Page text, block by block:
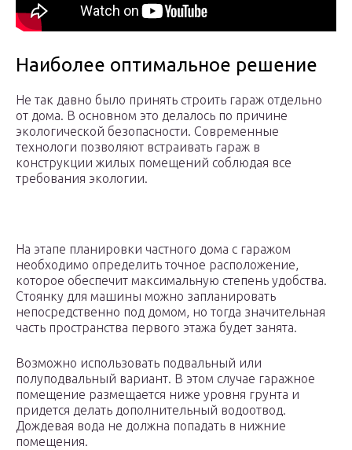
Наиболее оптимальное решение
Не так давно было принять строить гараж отдельно
от дома. В основном это делалось по причине
экологической безопасности. Современные
технологи позволяют встраивать гараж в
конструкции жилых помещений соблюдая все
требования экологии.
На этапе планировки частного дома с гаражом
необходимо определить точное расположение,
которое обеспечит максимальную степень удобства.
Стоянку для машины можно запланировать
непосредственно под домом, но тогда значительная
часть пространства первого этажа будет занята.
Возможно использовать подвальный или
полуподвальный вариант. В этом случае гаражное
помещение размещается ниже уровня грунта и
придется делать дополнительный водоотвод.
Дождевая вода не должна попадать в нижние
помещения.